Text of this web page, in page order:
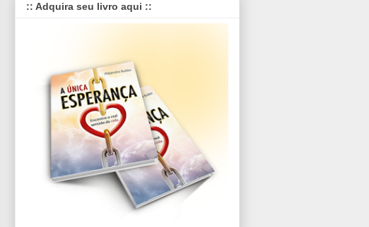
:: Adquira seu livro aqui ::